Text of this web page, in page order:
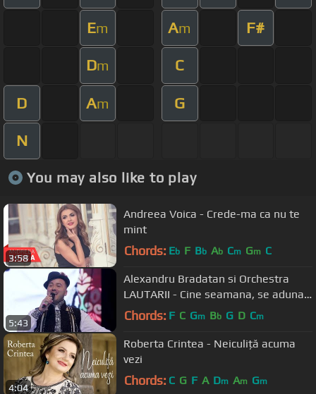
Em Am F#
Dm C
D Am G
N
You may also like to play
3:58
Andreea Voica - Crede-ma ca nu te
mint
Chords: Eb F Bb Ab Cm Gm C
5:43
Alexandru Bradatan si Orchestra
LAUTARII - Cine seamana, se aduna!
/ Haida, hai cu veselie! (2019)
Chords: F C Gm Bb G D Cm
4:04
Roberta Crintea - Neiculiță acuma
vezi
Chords: C G F A Dm Am Gm